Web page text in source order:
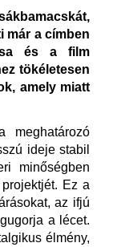
már a címben
és a film
tökéletesen
amely miatt
meghatározó
ideje stabil
minőségben
Ez a
az ifjú
a lécet.
élmény,